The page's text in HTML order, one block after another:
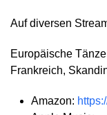
Auf diversen
Europäische
Frankreich,
Amazon: